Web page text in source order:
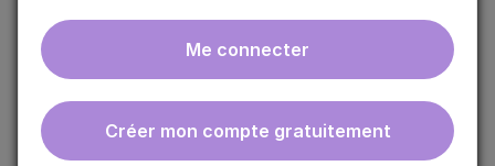
Me connecter
Créer mon compte gratuitement
ebmfrance est une base de connaissances médicales
gratuite adaptée à la pratique de la médecine générale.